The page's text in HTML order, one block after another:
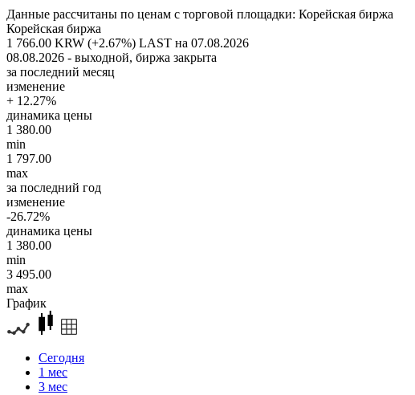
Данные рассчитаны по ценам с торговой площадки: Корейская биржа
Корейская биржа
1 766.00 KRW (+2.67%) LAST на 07.08.2026
08.08.2026 - выходной, биржа закрыта
за последний месяц
изменение
+ 12.27%
динамика цены
1 380.00
min
1 797.00
max
за последний год
изменение
-26.72%
динамика цены
1 380.00
min
3 495.00
max
График
Сегодня
1 мес
3 мес